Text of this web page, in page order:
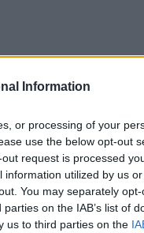
Information
or processing of your
use the below opt-out
request is processed
utilized by us
You may separately
on the IAB’s list of
us to third parties on the
και προς την
από νωρίς και
προσφέρει
από